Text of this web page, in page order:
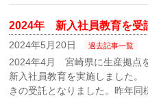
2024年 新入社員教育を受
2024年5月20日 過去記事一覧
2024年4月 宮崎県に生産拠点
新入社員教育を実施しました
きの受託となりました。昨年同